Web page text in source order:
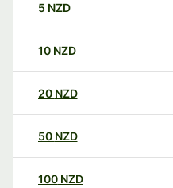
5 NZD
10 NZD
20 NZD
50 NZD
100 NZD